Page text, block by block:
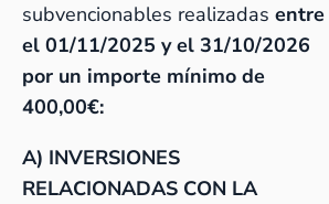
subvencionables realizadas entre
el 01/11/2025 y el 31/10/2026
por un importe mínimo de
400,00€:
A) INVERSIONES
RELACIONADAS CON LA